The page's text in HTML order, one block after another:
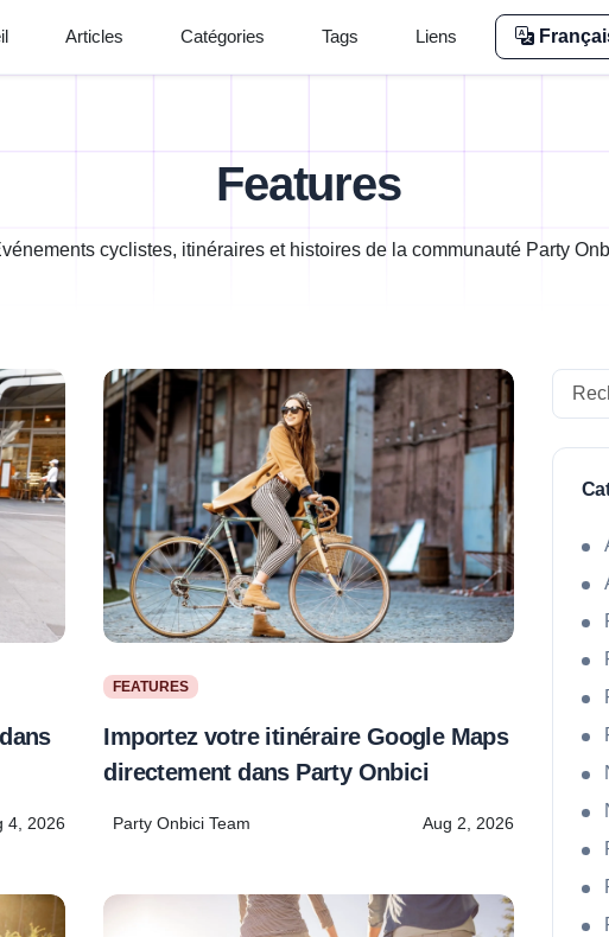
Articles Catégories Tags Liens
Features
cyclistes, itinéraires et histoires de la communauté Party
4, 2026
FEATURES
Importez votre itinéraire Google Maps
directement dans Party Onbici
Party Onbici Team Aug 2, 2026
Search